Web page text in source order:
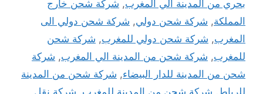
بحري من المدينة الي المغرب, شركة شحن خارج
المملكة, شركة شحن دولي, شركة شحن دولي الى
المغرب, شركة شحن دولي للمغرب, شركة شحن
للمغرب, شركة شحن من المدينة الي المغرب, شركة
شحن من المدينة للدار البيضاء, شركة شحن من المدينة